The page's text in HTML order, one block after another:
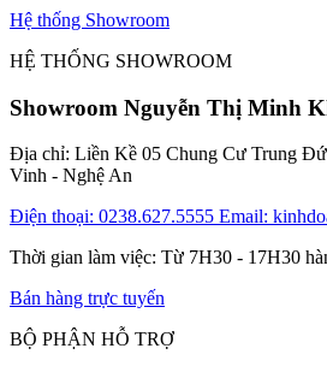
Hệ thống Showroom
HỆ THỐNG SHOWROOM
Showroom Nguyễn Thị Minh
Địa chỉ: Liền Kề 05 Chung Cư Trung
Vinh - Nghệ An
Điện thoại: 0238.627.5555 Email:
Thời gian làm việc: Từ 7H30 - 17H30
Bán hàng trực tuyến
BỘ PHẬN HỖ TRỢ